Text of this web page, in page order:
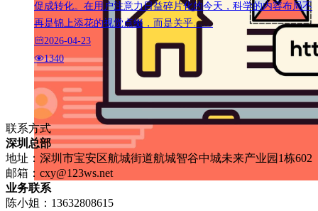
促成转化。在用户注意力日益碎片化的今天，科学的内容布局不
再是锦上添花的视觉点缀，而是关乎……
2026-04-23
1340
联系方式
深圳总部
地址：深圳市宝安区航城街道航城智谷中城未来产业园1栋602
邮箱： cxy@123ws.net
业务联系
陈小姐：13632808615